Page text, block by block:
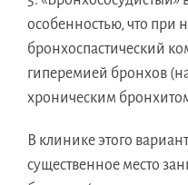
особенностью, что при
бронхоспастический
гиперемией бронхов
хроническим
В клинике этого
существенное место